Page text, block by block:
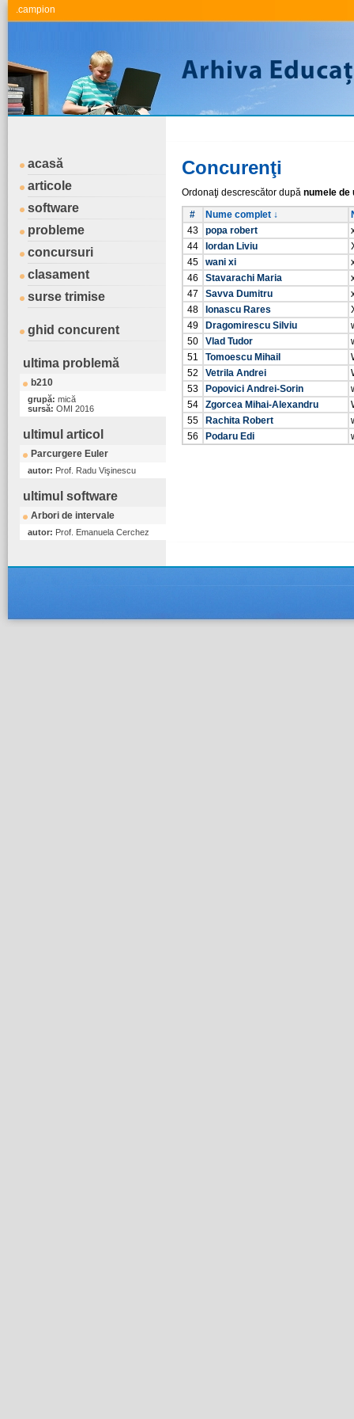
.campion
acasă
articole
software
probleme
concursuri
clasament
surse trimise
ghid concurent
ultima problemă
b210
grupă: mică
sursă: OMI 2016
ultimul articol
Parcurgere Euler
autor: Prof. Radu Vişinescu
ultimul software
Arbori de intervale
autor: Prof. Emanuela Cerchez
Concurenţi
Ordonaţi descrescător după numele de
#
Nume complet ↓
43
popa robert
44
Iordan Liviu
45
wani xi
46
Stavarachi Maria
47
Savva Dumitru
48
Ionascu Rares
49
Dragomirescu Silviu
50
Vlad Tudor
51
Tomoescu Mihail
52
Vetrila Andrei
53
Popovici Andrei-Sorin
54
Zgorcea Mihai-Alexandru
55
Rachita Robert
56
Podaru Edi